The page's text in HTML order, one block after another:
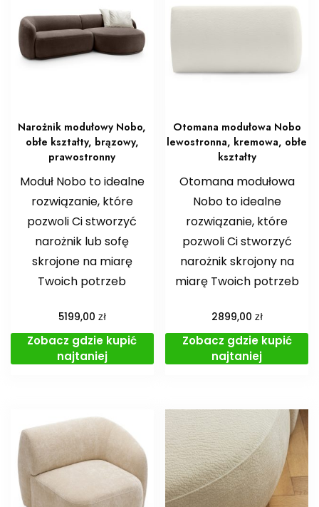
Narożnik modułowy Nobo,
obłe kształty, brązowy,
prawostronny
Moduł Nobo to idealne
rozwiązanie, które
pozwoli Ci stworzyć
narożnik lub sofę
skrojone na miarę
Twoich potrzeb
5199,00 zł
Zobacz gdzie kupić
najtaniej
Otomana modułowa Nobo
lewostronna, kremowa, obłe
kształty
Otomana modułowa
Nobo to idealne
rozwiązanie, które
pozwoli Ci stworzyć
narożnik skrojony na
miarę Twoich potrzeb
2899,00 zł
Zobacz gdzie kupić
najtaniej